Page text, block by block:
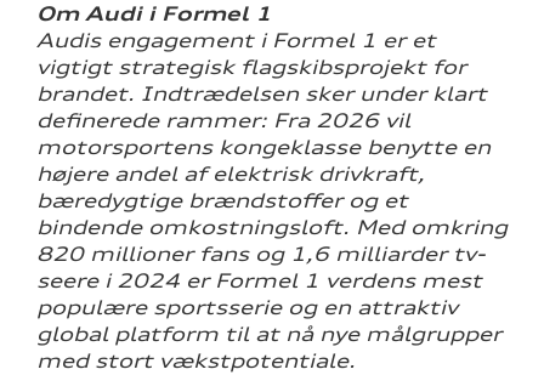
Om Audi i Formel 1
Audis engagement i Formel 1 er et
vigtigt strategisk flagskibsprojekt for
brandet. Indtrædelsen sker under klart
definerede rammer: Fra 2026 vil
motorsportens kongeklasse benytte en
højere andel af elektrisk drivkraft,
bæredygtige brændstoffer og et
bindende omkostningsloft. Med omkring
820 millioner fans og 1,6 milliarder tv-
seere i 2024 er Formel 1 verdens mest
populære sportsserie og en attraktiv
global platform til at nå nye målgrupper
med stort vækstpotentiale.